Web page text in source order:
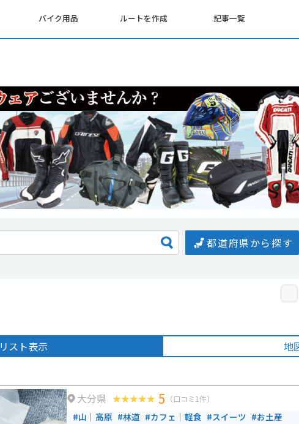
バイク用品 ルートを作成 記事一覧
都道府県から探す
リスト表示 地
大分県 5 （口コミ1件）
#山｜高原 #林道 #カフェ｜軽食 #スイーツ #お土産